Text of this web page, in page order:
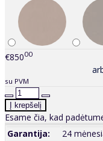
€85000
su PVM
Esame čia, kad
Garantija:
24